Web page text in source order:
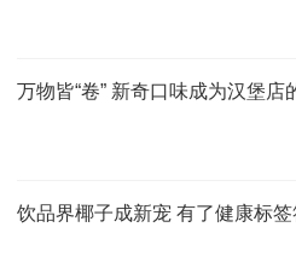
万物皆“卷” 新奇口味成为汉堡店
饮品界椰子成新宠 有了健康标